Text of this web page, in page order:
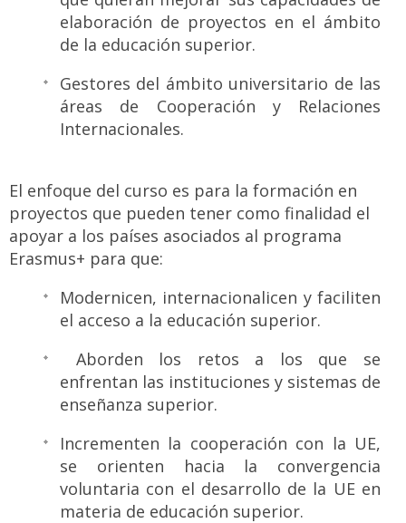
elaboración de proyectos en el ámbito
de la educación superior.
Gestores del ámbito universitario de las
áreas de Cooperación y Relaciones
Internacionales.
El enfoque del curso es para la formación en
proyectos que pueden tener como finalidad el
apoyar a los países asociados al programa
Erasmus+ para que:
Modernicen, internacionalicen y faciliten
el acceso a la educación superior.
Aborden los retos a los que se
enfrentan las instituciones y sistemas de
enseñanza superior.
Incrementen la cooperación con la UE,
se orienten hacia la convergencia
voluntaria con el desarrollo de la UE en
materia de educación superior.